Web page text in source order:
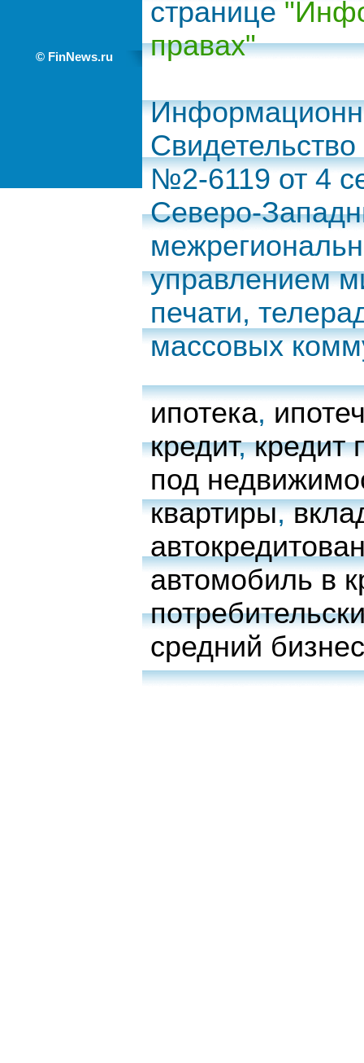
© FinNews.ru
странице
правах"
№2-6119 от 4
Северо-
управлением
печати,
массовых
ипотека,
кредит,кредит
под
квартиры,
автомобиль в
средний бизнес